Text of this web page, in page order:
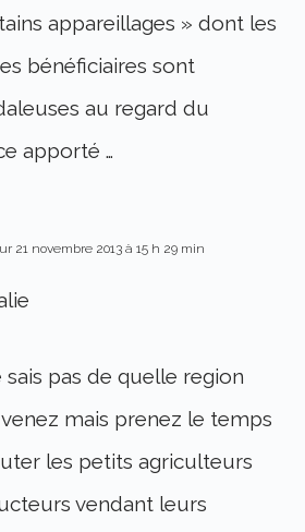
appareillages » dont les
bénéficiaires sont
au regard du
apporté …
21 novembre 2013 à 15 h 29 min
sais pas de quelle region
mais prenez le temps
les petits agriculteurs
vendant leurs